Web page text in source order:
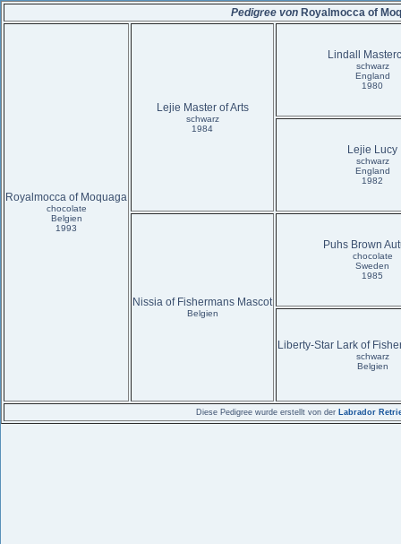
Pedigree von Royalmocca of
Royalmocca of Moquaga
chocolate
Belgien
1993
Lejie Master of Arts
schwarz
1984
Lindall
schwarz
England
1980
Lejie Lucy
schwarz
England
1982
Nissia of Fishermans Mascot
Belgien
Puhs Brown
chocolate
Sweden
1985
Liberty-Star Lark of
schwarz
Belgien
Diese Pedigree wurde erstellt von der Labrador